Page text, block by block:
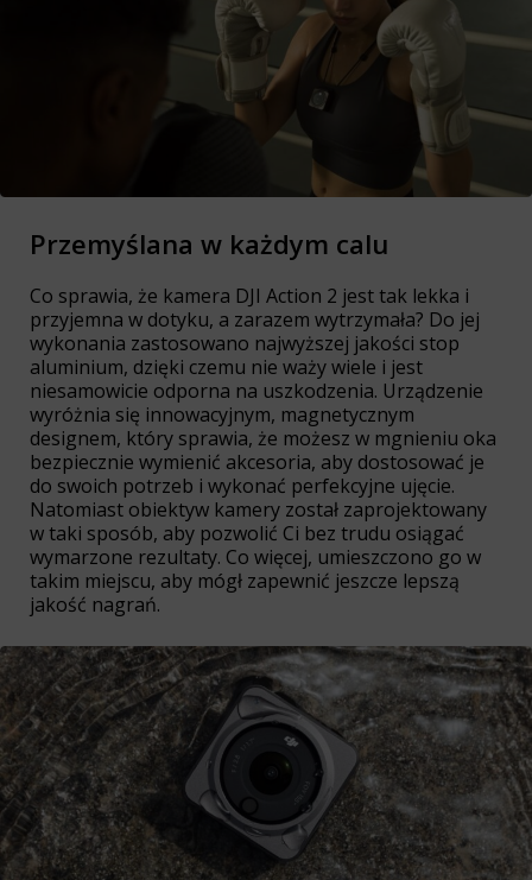
Przemyślana w każdym calu
Co sprawia, że kamera DJI Action 2 jest tak lekka i
przyjemna w dotyku, a zarazem wytrzymała? Do jej
wykonania zastosowano najwyższej jakości stop
aluminium, dzięki czemu nie waży wiele i jest
niesamowicie odporna na uszkodzenia. Urządzenie
wyróżnia się innowacyjnym, magnetycznym
designem, który sprawia, że możesz w mgnieniu oka
bezpiecznie wymienić akcesoria, aby dostosować je
do swoich potrzeb i wykonać perfekcyjne ujęcie.
Natomiast obiektyw kamery został zaprojektowany
w taki sposób, aby pozwolić Ci bez trudu osiągać
wymarzone rezultaty. Co więcej, umieszczono go w
takim miejscu, aby mógł zapewnić jeszcze lepszą
jakość nagrań.